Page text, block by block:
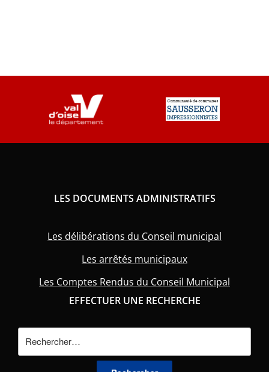
LES DOCUMENTS ADMINISTRATIFS
Les délibérations du Conseil municipal
Les arrêtés municipaux
Les Comptes Rendus du Conseil Municipal
EFFECTUER UNE RECHERCHE